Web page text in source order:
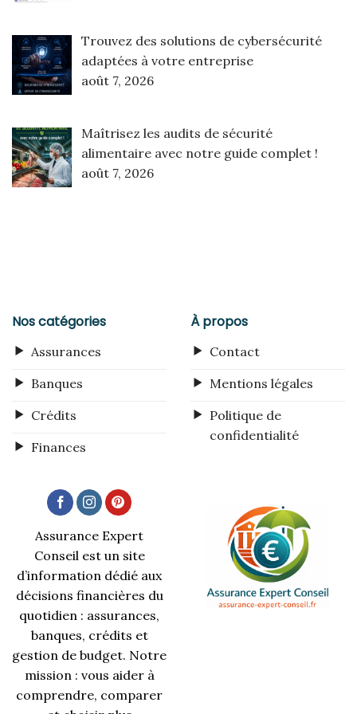
Trouvez des solutions de cybersécurité
adaptées à votre entreprise
août 7, 2026
Maîtrisez les audits de sécurité
alimentaire avec notre guide complet !
août 7, 2026
Nos catégories
Assurances
Banques
Crédits
Finances
À propos
Contact
Mentions légales
Politique de
confidentialité
Assurance Expert
Conseil est un site
d’information dédié aux
décisions financières du
quotidien : assurances,
banques, crédits et
gestion de budget. Notre
mission : vous aider à
comprendre, comparer